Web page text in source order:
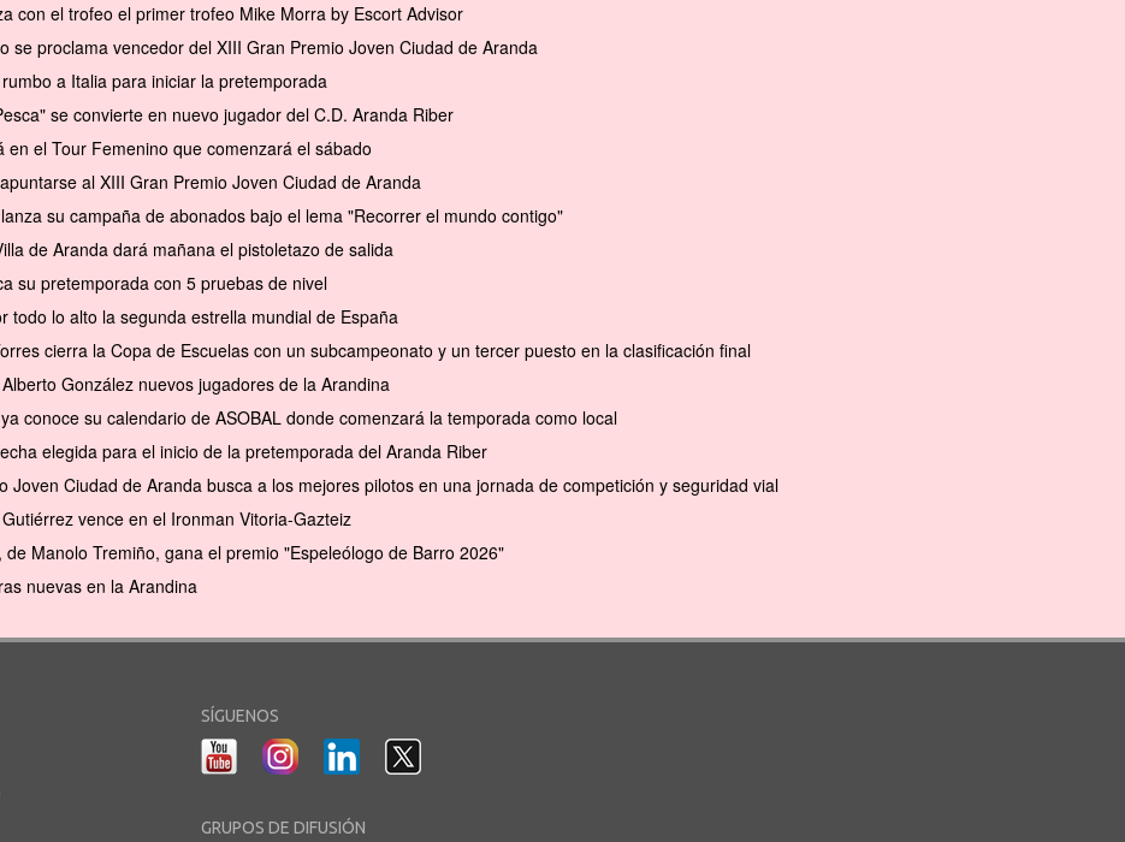
con el trofeo el primer trofeo Mike Morra by Escort Advisor
se proclama vencedor del XIII Gran Premio Joven Ciudad de Aranda
a Italia para iniciar la pretemporada
se convierte en nuevo jugador del C.D. Aranda Riber
en el Tour Femenino que comenzará el sábado
al XIII Gran Premio Joven Ciudad de Aranda
su campaña de abonados bajo el lema "Recorrer el mundo contigo"
de Aranda dará mañana el pistoletazo de salida
su pretemporada con 5 pruebas de nivel
todo lo alto la segunda estrella mundial de España
cierra la Copa de Escuelas con un subcampeonato y un tercer puesto en la clasificación final
González nuevos jugadores de la Arandina
conoce su calendario de ASOBAL donde comenzará la temporada como local
elegida para el inicio de la pretemporada del Aranda Riber
Joven Ciudad de Aranda busca a los mejores pilotos en una jornada de competición y seguridad vial
vence en el Ironman Vitoria-Gazteiz
de Manolo Tremiño, gana el premio "Espeleólogo de Barro 2026"
nuevas en la Arandina
SÍGUENOS
GRUPOS DE DIFUSIÓN